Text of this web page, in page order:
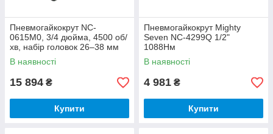
Пневмогайкокрут NC-
0615M0, 3/4 дюйма, 4500 об/
хв, набір головок 26–38 мм
Mighty Seven
В наявності
15 894 ₴
Купити
Пневмогайкокрут Mighty
Seven NC-4299Q 1/2"
1088Нм
В наявності
4 981 ₴
Купити